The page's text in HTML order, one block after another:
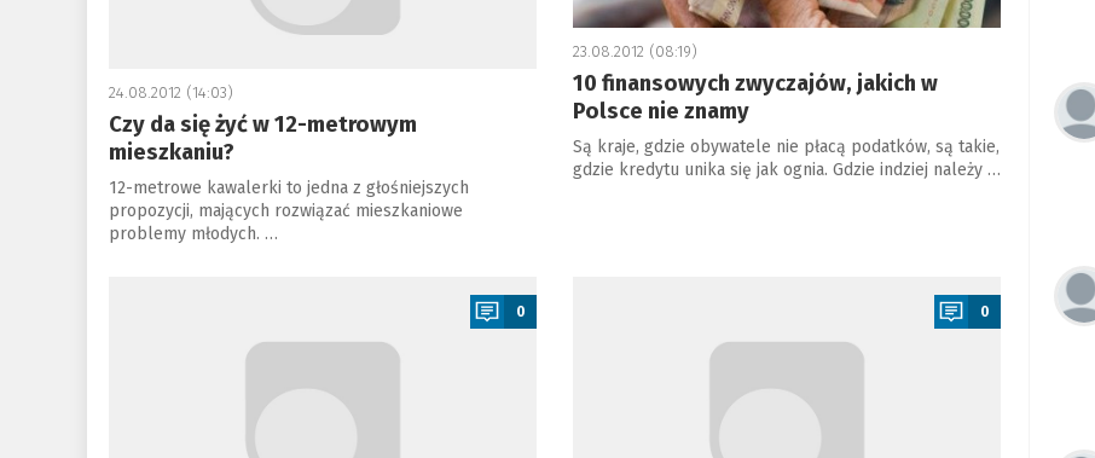
24.08.2012 (14:03)
Czy da się żyć w 12-metrowym
mieszkaniu?
12-metrowe kawalerki to jedna z głośniejszych
propozycji, mających rozwiązać mieszkaniowe
problemy młodych. …
23.08.2012 (08:19)
10 finansowych zwyczajów, jakich w
Polsce nie znamy
Są kraje, gdzie obywatele nie płacą podatków, są takie,
gdzie kredytu unika się jak ognia. Gdzie indziej należy …
0 0